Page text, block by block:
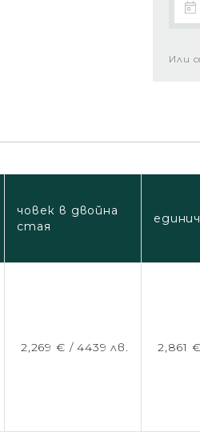
Или
човек в двойна
стая
2,269 € /4439 лв. 2,861